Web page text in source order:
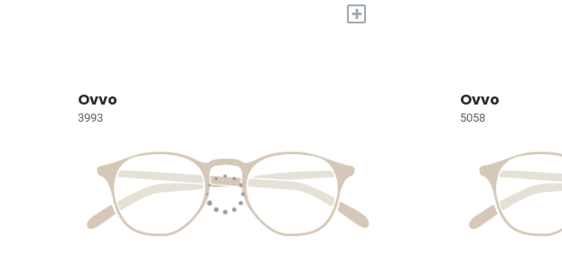
+
Ovvo
3993
Ovvo
5058